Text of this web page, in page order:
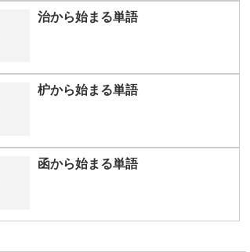
治から始まる単語
枦から始まる単語
函から始まる単語